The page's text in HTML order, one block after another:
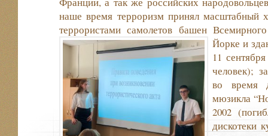
наше время терроризм принял масштабный
террористами самолетов башен
Йорке и
11
человек);
во время
мюзикла
2002
дискотеки